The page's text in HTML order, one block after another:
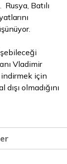
Batılı
Vladimir
indirmek için
olmadığını